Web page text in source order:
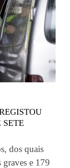
SETE
dos quais
e 179